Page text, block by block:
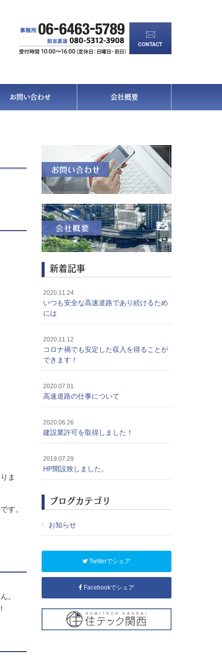
お問い合わせ 会社概要
ま
す。
。
新着記事
2020.11.24
いつも安全な高速道路であり続けるため
には
2020.11.12
コロナ禍でも安定した収入を得ることが
できます！
2020.07.01
高速道路の仕事について
2020.06.26
建設業許可を取得しました！
2019.07.29
HP開設致しました。
ブログカテゴリ
お知らせ
Twitterでシェア
Facebookでシェア